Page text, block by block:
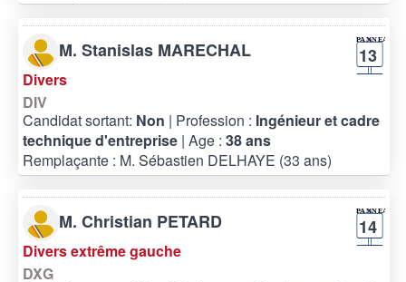
M. Stanislas MARECHAL 13
Divers
DIV
Candidat sortant: Non | Profession : Ingénieur et cadre
technique d'entreprise | Age : 38 ans
Remplaçante : M. Sébastien DELHAYE (33 ans)
M. Christian PETARD 14
Divers extrême gauche
DXG